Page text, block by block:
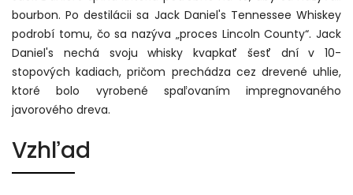
bourbon. Po destilácii sa Jack Daniel's Tennessee Whiskey
podrobí tomu, čo sa nazýva „proces Lincoln County“. Jack
Daniel's nechá svoju whisky kvapkať šesť dní v 10-
stopových kadiach, pričom prechádza cez drevené uhlie,
ktoré bolo vyrobené spaľovaním impregnovaného
javorového dreva.
Vzhľad